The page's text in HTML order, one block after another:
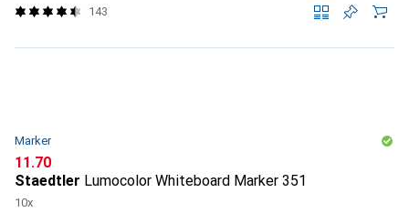
143
Marker
CHF
11.70
Staedtler Lumocolor Whiteboard Marker 351
10x